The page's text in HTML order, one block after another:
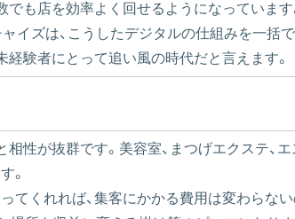
でも店を効率よく回せるようになっています
イズは、こうしたデジタルの仕組みを一
経験者にとって追い風の時代だと言えます。
性が抜群です。美容室、まつげエクステ、
。
てくれれば、集客にかかる費用は変わら